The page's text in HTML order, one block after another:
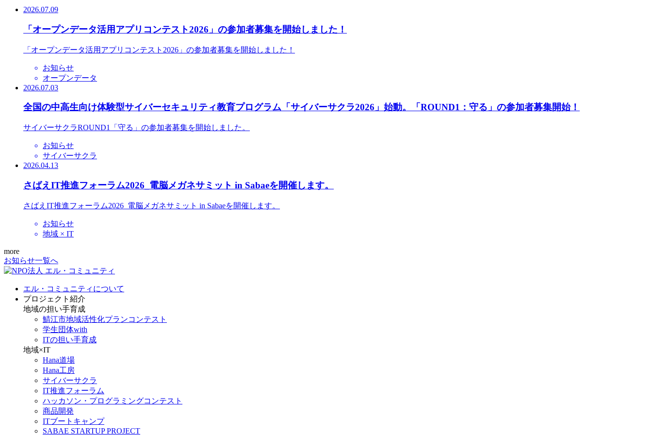
2026.07.09
「オープンデータ活用アプリコンテスト2026」の参加者募集を開始しました！
「オープンデータ活用アプリコンテスト2026」の参加者募集を開始しました！
お知らせ
オープンデータ
2026.07.03
全国の中高生向け体験型サイバーセキュリティ教育プログラム「サイバーサクラ2026」始動。「ROUND1：守る」の参加者募集開始！
サイバーサクラROUND1「守る」の参加者募集を開始しました。
お知らせ
サイバーサクラ
2026.04.13
さばえIT推進フォーラム2026_電脳メガネサミット in Sabaeを開催します。
さばえIT推進フォーラム2026_電脳メガネサミット in Sabaeを開催します。
お知らせ
地域 × IT
more
お知らせ一覧へ
エル・コミュニティについて
プロジェクト紹介
地域の担い手育成
鯖江市地域活性化プランコンテスト
学生団体with
ITの担い手育成
地域×IT
Hana道場
Hana工房
サイバーサクラ
IT推進フォーラム
ハッカソン・プログラミングコンテスト
商品開発
ITブートキャンプ
SABAE STARTUP PROJECT